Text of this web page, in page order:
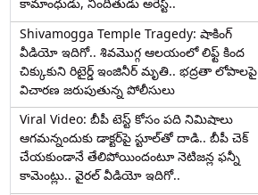
Shivamogga Temple Tragedy: షాకింగ్
వీడియో ఇదిగో.. శివమొగ్గ ఆలయంలో లిఫ్ట్ కింద
చిక్కుకుని రిటైర్డ్ ఇంజినీర్ మృతి.. భద్రతా లోపాలపై
విచారణ జరుపుతున్న పోలీసులు
Viral Video: బీపీ టెస్ట్‌ కోసం పది నిమిషాలు
ఆగమన్నందుకు డాక్టర్‌పై స్టూల్‌తో దాడి.. బీపీ చెక్
చేయకుండానే తేలిపోయిందంటూ నెటిజన్ల ఫన్నీ
కామెంట్లు.. వైరల్ వీడియో ఇదిగో..